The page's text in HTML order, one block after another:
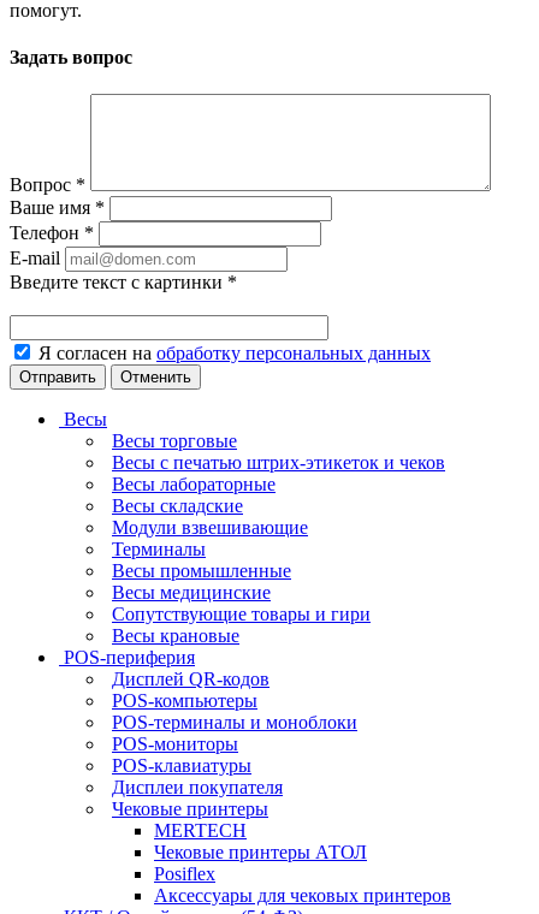
помогут.
Задать вопрос
Вопрос *
Ваше имя *
Телефон *
E-mail
Введите текст с картинки *
Я согласен на обработку персональных данных
Отменить
Весы
Весы торговые
Весы с печатью штрих-этикеток и чеков
Весы лабораторные
Весы складские
Модули взвешивающие
Терминалы
Весы промышленные
Весы медицинские
Сопутствующие товары и гири
Весы крановые
POS-периферия
Дисплей QR-кодов
POS-компьютеры
POS-терминалы и моноблоки
POS-мониторы
POS-клавиатуры
Дисплеи покупателя
Чековые принтеры
MERTECH
Чековые принтеры АТОЛ
Posiflex
Аксессуары для чековых принтеров